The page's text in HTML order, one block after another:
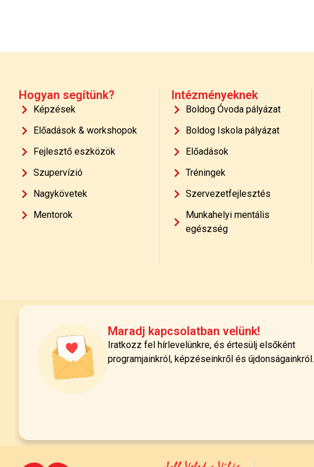
Hogyan segítünk?
Képzések
Előadások & workshopok
Fejlesztő eszközök
Szupervízió
Nagykövetek
Mentorok
Intézményeknek
Boldog Óvoda pályázat
Boldog Iskola pályázat
Előadások
Tréningek
Szervezetfejlesztés
Munkahelyi mentális
egészség
Maradj kapcsolatban velünk!
Iratkozz fel hírlevelünkre, és értesülj elsőként
programjainkról, képzéseinkről és újdonságainkról.